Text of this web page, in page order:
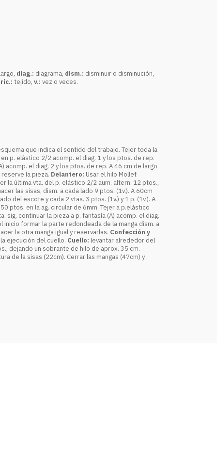
diag.: diagrama, dism.: disminuir o disminución,
tejido, v.: vez o veces.
que indica el sentido del trabajo. Tejer toda la
p. elástico 2/2 acomp. el diag. 1 y los ptos. de rep.
acomp. el diag. 2 y los ptos. de rep. A 46 cm de largo
la pieza. Delantero: Usar el hilo Mollet
la última vta. del p. elástico 2/2 aum. altern. 12 ptos.,
las sisas, dism. a cada lado 9 ptos. (1v.). A 60cm
del escote y cada 2 vtas. 3 ptos. (1v.) y 1 p. (1v.). A
ptos. en la ag. circular de 6mm. Tejer a p.elástico
continuar la pieza a p. fantasía (A) acomp. el diag.
inicio formar la parte redondeada de la manga dism. a
la otra manga igual y reservarlas. Confección y
ejecución del cuello. Cuello: levantar alrededor del
dejando un sobrante de hilo de aprox. 35 cm.
de la sisas (22cm). Cerrar las mangas (47cm) y